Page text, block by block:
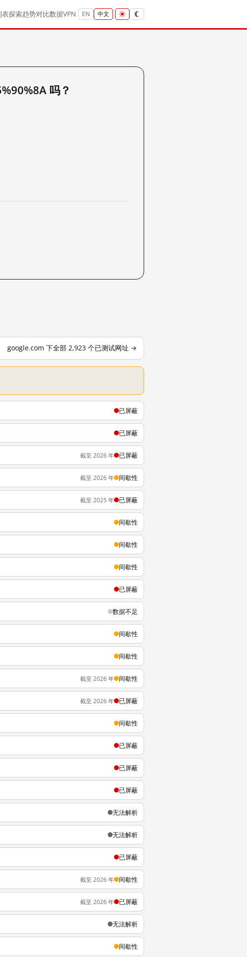
表探索趋势对比数据VPN EN 中文
吗？
google.com 下全部 2,923 个已测试网址 →
已屏蔽
已屏蔽
截至 2026 年 已屏蔽
截至 2026 年 间歇性
截至 2025 年 已屏蔽
间歇性
间歇性
间歇性
已屏蔽
数据不足
间歇性
间歇性
截至 2026 年 间歇性
截至 2026 年 已屏蔽
间歇性
已屏蔽
已屏蔽
已屏蔽
无法解析
无法解析
已屏蔽
截至 2026 年 间歇性
截至 2026 年 已屏蔽
无法解析
间歇性